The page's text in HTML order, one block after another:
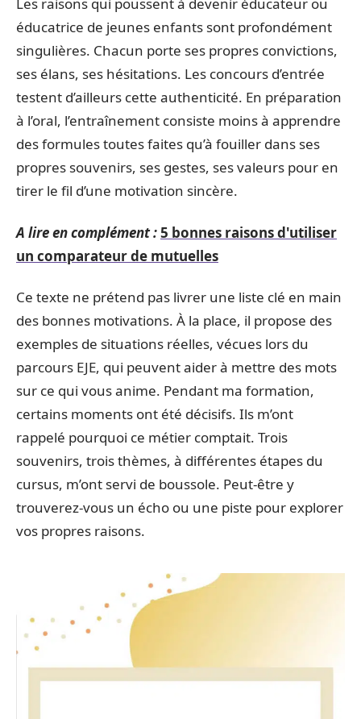
éducatrice de jeunes enfants sont profondément
singulières. Chacun porte ses propres convictions,
ses élans, ses hésitations. Les concours d’entrée
testent d’ailleurs cette authenticité. En préparation
à l’oral, l’entraînement consiste moins à apprendre
des formules toutes faites qu’à fouiller dans ses
propres souvenirs, ses gestes, ses valeurs pour en
tirer le fil d’une motivation sincère.
A lire en complément :5 bonnes raisons d'utiliser
un comparateur de mutuelles
Ce texte ne prétend pas livrer une liste clé en main
des bonnes motivations. À la place, il propose des
exemples de situations réelles, vécues lors du
parcours EJE, qui peuvent aider à mettre des mots
sur ce qui vous anime. Pendant ma formation,
certains moments ont été décisifs. Ils m’ont
rappelé pourquoi ce métier comptait. Trois
souvenirs, trois thèmes, à différentes étapes du
cursus, m’ont servi de boussole. Peut-être y
trouverez-vous un écho ou une piste pour explorer
vos propres raisons.